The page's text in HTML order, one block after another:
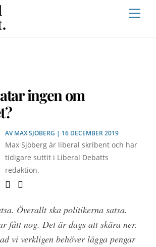
ingen om
AVMAX SJÖBERG | 16 DECEMBER 2019
Max Sjöberg är liberal skribent och har
tidigare suttit i Liberal Debatts
redaktion.
Överallt ska politikerna satsa.
fått nog. Det är dags att skära ner.
vi verkligen behöver lägga pengar